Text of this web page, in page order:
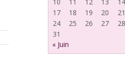
17
18 19 20 21
24
25 26 27 28
31
« Juin